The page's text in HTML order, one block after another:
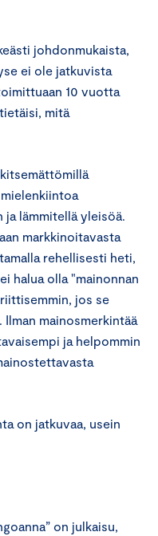
johdonmukaista,
ei ole jatkuvista
10 vuotta
mitä
lämmitellä yleisöä.
markkinoitavasta
rehellisesti heti,
halua olla "mainonnan
jos se
Ilman mainosmerkintää
ja helpommin
on jatkuvaa, usein
on julkaisu,